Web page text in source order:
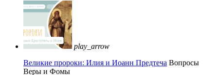
play_arrow
Великие пророки: Илия и Иоанн Предтеча Вопросы
Веры и Фомы